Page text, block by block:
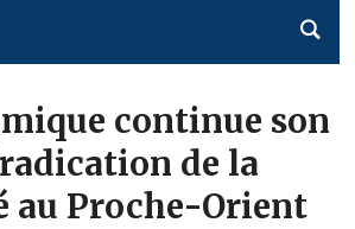
continue son
de la
au Proche-Orient